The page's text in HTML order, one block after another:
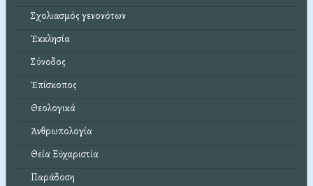
Σχολιασμός γενονότων
Ἐκκλησία
Σύνοδος
Ἐπίσκοπος
Θεολογικά
Ἀνθρωπολογία
Θεία Εὐχαριστία
Παράδοση